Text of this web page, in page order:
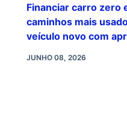
Financiar carro zero
caminhos mais
veículo novo com
JUNHO 08, 2026